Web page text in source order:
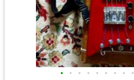
• • • • • • • • •